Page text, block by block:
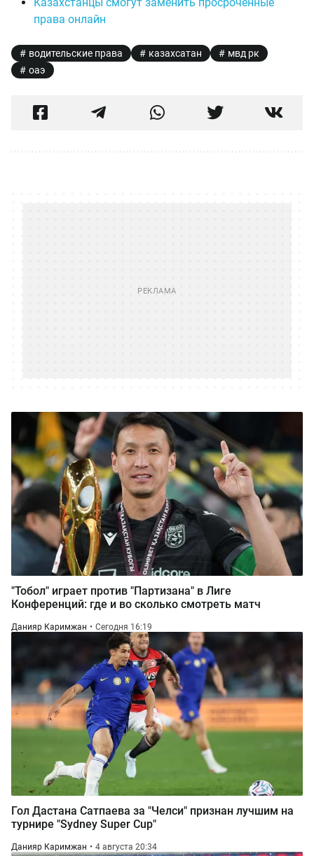
права онлайн
водительские права казахсатан
мвд рк
оаэ
"Тобол" играет против "Партизана" в Лиге
Конференций: где и во сколько смотреть матч
Данияр Каримжан Сегодня 16:19
Гол Дастана Сатпаева за "Челси" признан лучшим на
турнире "Sydney Super Cup"
Данияр Каримжан 4 августа 20:34